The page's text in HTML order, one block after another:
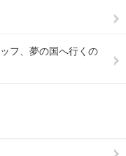
フ、夢の国へ行くの